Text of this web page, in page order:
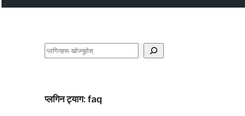
खोज्नुहोस्
प्लगिन ट्याग: faq